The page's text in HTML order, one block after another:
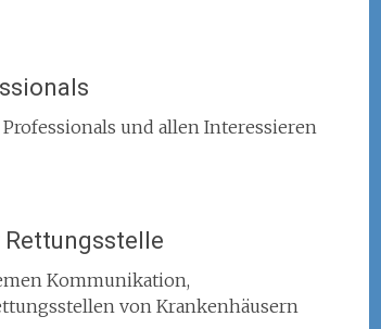
und allen Interessieren
Kommunikation,
von Krankenhäusern